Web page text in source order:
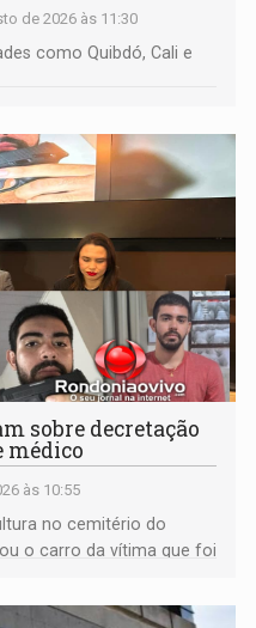
de 2026 às 11:30
como Quibdó, Cali e
sobre decretação
médico
às 10:55
no cemitério do
o carro da vítima que foi